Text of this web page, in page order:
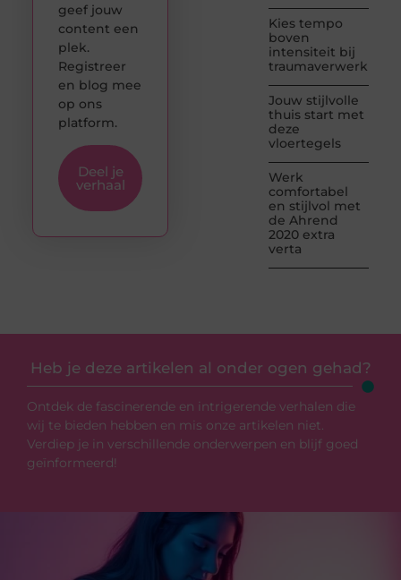
Kies tempo
boven
intensiteit bij
traumaverwerking
Jouw stijlvolle
thuis start met
deze
vloertegels
Werk
comfortabel
en stijlvol met
de Ahrend
2020 extra
verta
geef jouw
content een
plek.
Registreer
en blog mee
op ons
platform.
Deel je
verhaal
Heb je deze artikelen al onder ogen gehad?
Ontdek de fascinerende en intrigerende verhalen die
wij te bieden hebben en mis onze artikelen niet.
Verdiep je in verschillende onderwerpen en blijf goed
geïnformeerd!